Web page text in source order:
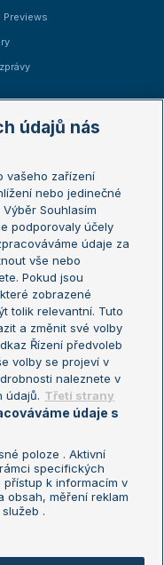
Previews
Open
soukromí
o zpracování osobních
údajů nás
vašeho zařízení
nebo jedinečné
Souhlasím
podporovaly účely
údaje za
vše nebo
Pokud jsou
zobrazené
tolik relevantní. Tuto
a změnit své volby
Řízení předvoleb
volby se projeví v
naleznete v
údajů. Třetí strany
údaje s
poloze . Aktivní
specifických
přístup k informacím v
obsah, měření reklam
.